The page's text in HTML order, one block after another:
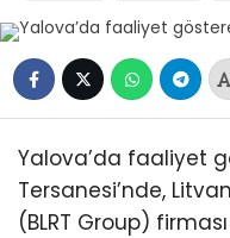
Yalova’da faaliyet
Tersanesi’nde,
(BLRT Group)